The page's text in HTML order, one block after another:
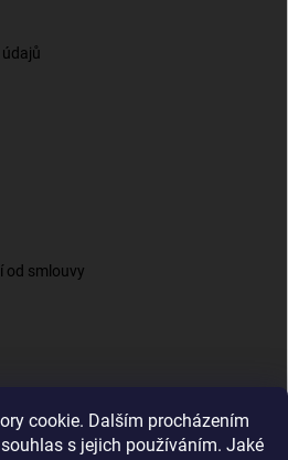
cookie. Dalším procházením
s jejich používáním. Jaké
od smlouvy
kterým věříte už od roku 2016